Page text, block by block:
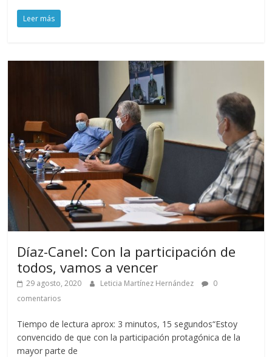
Leer más
Díaz-Canel: Con la participación de
todos, vamos a vencer
29 agosto, 2020 Leticia Martínez Hernández
0
comentarios
Tiempo de lectura aprox: 3 minutos, 15 segundos“Estoy
convencido de que con la participación protagónica de la
mayor parte de